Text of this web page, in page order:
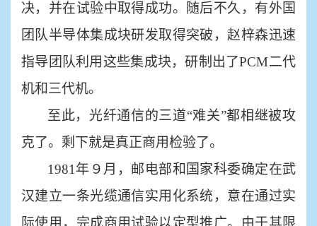
决，并在试验中取得成功。随后不久，有外国
团队半导体集成块研发取得突破，赵梓森迅速
指导团队利用这些集成块，研制出了PCM二代
机和三代机。
至此，光纤通信的三道“难关”都相继被攻
克了。剩下就是真正商用检验了。
1981年９月，邮电部和国家科委确定在武
汉建立一条光缆通信实用化系统，意在通过实
际使用，完成商用试验以定型推广。由于其限